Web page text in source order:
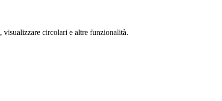
visualizzare circolari e altre funzionalità.